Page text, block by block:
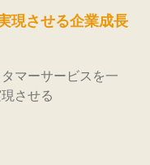
現させる企業成長
マーサービスを一
させる